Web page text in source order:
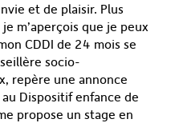
et de plaisir. Plus
m’aperçois que je peux
CDDI de 24 mois se
socio-
repère une annonce
Dispositif enfance de
propose un stage en